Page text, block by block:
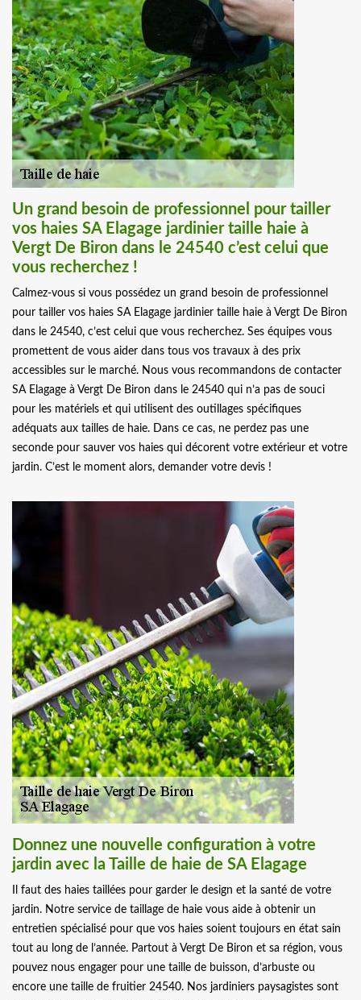
Un grand besoin de professionnel pour tailler
vos haies SA Elagage jardinier taille haie à
Vergt De Biron dans le 24540 c’est celui que
vous recherchez !
Calmez-vous si vous possédez un grand besoin de professionnel
pour tailler vos haies SA Elagage jardinier taille haie à Vergt De Biron
dans le 24540, c’est celui que vous recherchez. Ses équipes vous
promettent de vous aider dans tous vos travaux à des prix
accessibles sur le marché. Nous vous recommandons de contacter
SA Elagage à Vergt De Biron dans le 24540 qui n’a pas de souci
pour les matériels et qui utilisent des outillages spécifiques
adéquats aux tailles de haie. Dans ce cas, ne perdez pas une
seconde pour sauver vos haies qui décorent votre extérieur et votre
jardin. C’est le moment alors, demander votre devis !
Donnez une nouvelle configuration à votre
jardin avec la Taille de haie de SA Elagage
Il faut des haies taillées pour garder le design et la santé de votre
jardin. Notre service de taillage de haie vous aide à obtenir un
entretien spécialisé pour que vos haies soient toujours en état sain
tout au long de l’année. Partout à Vergt De Biron et sa région, vous
pouvez nous engager pour une taille de buisson, d’arbuste ou
encore une taille de fruitier 24540. Nos jardiniers paysagistes sont